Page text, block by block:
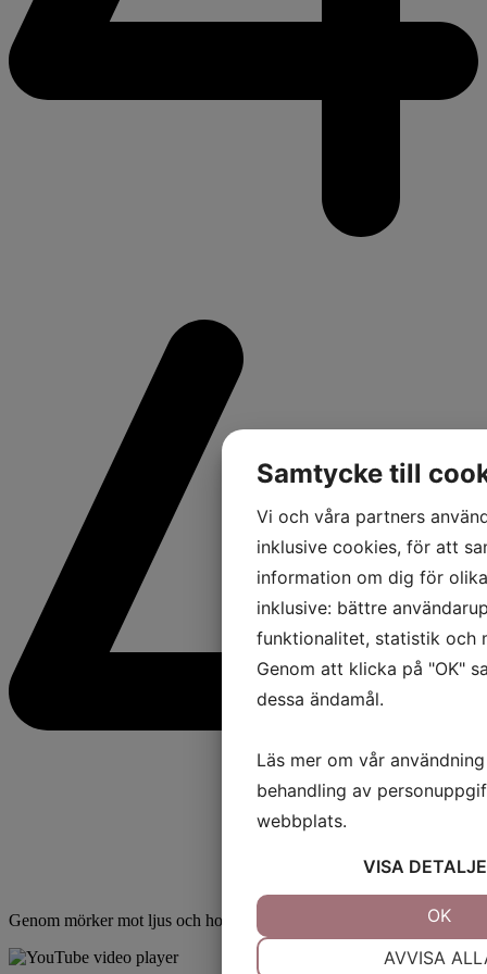
Genom mörker mot ljus och hopp - en resa i ord och ton
Samtycke till
Vi och våra partners
inklusive cookies, för att
information om dig för
inklusive: bättre
funktionalitet, statistik och
Genom att klicka på "OK"
dessa ändamål.
Läs mer om vår
behandling av
webbplats.
VISA
AVVISA
OK